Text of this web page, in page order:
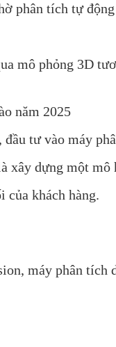
phân tích tự động
mô phỏng 3D
năm 2025
tư vào máy
xây dựng một
khách hàng.
máy phân tích